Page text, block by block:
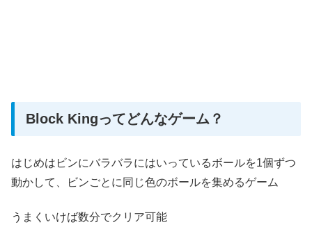
Block Kingってどんなゲーム？
はじめはビンにバラバラにはいっているボールを1個ずつ
動かして、ビンごとに同じ色のボールを集めるゲーム
うまくいけば数分でクリア可能